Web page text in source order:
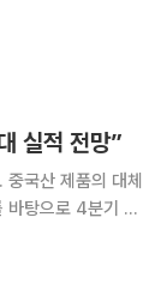
실적 전망”
국산 제품의 대체
바탕으로 4분기 사